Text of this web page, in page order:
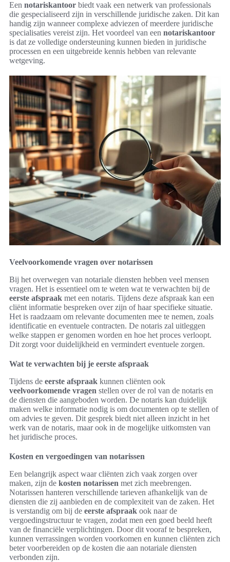
Een notariskantoor biedt vaak een netwerk van professionals
die gespecialiseerd zijn in verschillende juridische zaken. Dit kan
handig zijn wanneer complexe adviezen of meerdere juridische
specialisaties vereist zijn. Het voordeel van een notariskantoor
is dat ze volledige ondersteuning kunnen bieden in juridische
processen en een uitgebreide kennis hebben van relevante
wetgeving.
Veelvoorkomende vragen over notarissen
Bij het overwegen van notariale diensten hebben veel mensen
vragen. Het is essentieel om te weten wat te verwachten bij de
eerste afspraak met een notaris. Tijdens deze afspraak kan een
cliënt informatie bespreken over zijn of haar specifieke situatie.
Het is raadzaam om relevante documenten mee te nemen, zoals
identificatie en eventuele contracten. De notaris zal uitleggen
welke stappen er genomen worden en hoe het proces verloopt.
Dit zorgt voor duidelijkheid en vermindert eventuele zorgen.
Wat te verwachten bij je eerste afspraak
Tijdens de eerste afspraak kunnen cliënten ook
veelvoorkomende vragen stellen over de rol van de notaris en
de diensten die aangeboden worden. De notaris kan duidelijk
maken welke informatie nodig is om documenten op te stellen of
om advies te geven. Dit gesprek biedt niet alleen inzicht in het
werk van de notaris, maar ook in de mogelijke uitkomsten van
het juridische proces.
Kosten en vergoedingen van notarissen
Een belangrijk aspect waar cliënten zich vaak zorgen over
maken, zijn de kosten notarissen met zich meebrengen.
Notarissen hanteren verschillende tarieven afhankelijk van de
diensten die zij aanbieden en de complexiteit van de zaken. Het
is verstandig om bij de eerste afspraak ook naar de
vergoedingstructuur te vragen, zodat men een goed beeld heeft
van de financiële verplichtingen. Door dit vooraf te bespreken,
kunnen verrassingen worden voorkomen en kunnen cliënten zich
beter voorbereiden op de kosten die aan notariale diensten
verbonden zijn.